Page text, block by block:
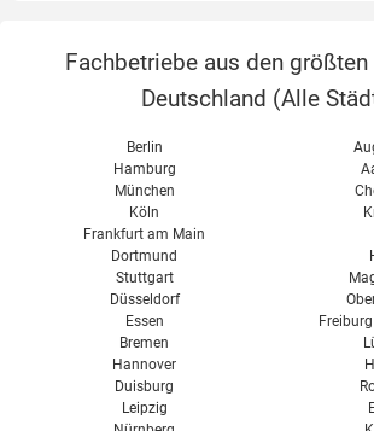
Heizstrom
Umweltbilanz
Vor- & Nachteile
Lucht LHZ
Thermotec
Fachbetriebe aus den
Deutschland (Alle
Berlin
Hamburg
München
Köln
Frankfurt am Main
Dortmund
Stuttgart
Düsseldorf
Essen
Bremen
Hannover
Duisburg
Leipzig